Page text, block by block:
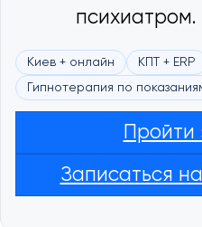
психиатром.
Киев + онлайн
КПТ + ERP
Гипнотерапия по
Записаться